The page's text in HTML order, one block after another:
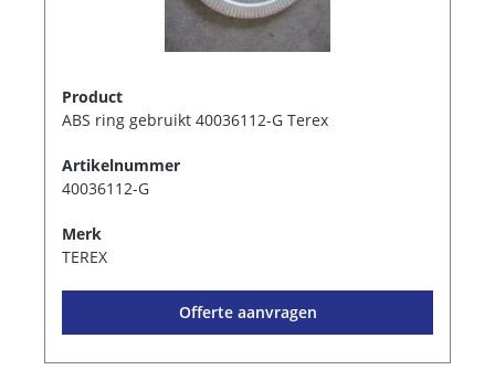
Product
ABS ring gebruikt 40036112-G Terex
Artikelnummer
40036112-G
Merk
TEREX
Offerte aanvragen